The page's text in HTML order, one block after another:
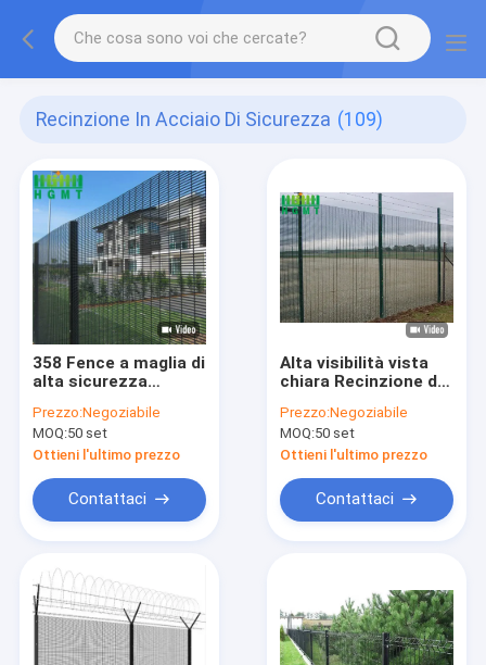
Recinzione In Acciaio Di Sicurezza (109)
358 Fence a maglia di
alta sicurezza
anti-arrampicata per
soluzioni di
sicurezza di confine
in aree residenziali e
commerciali
Prezzo:Negoziabile
MOQ:50 set
Ottieni l'ultimo prezzo
Contattaci
Alta visibilità vista
chiara Recinzione di
dell'aeroporto
galvanizzato 358
pannelli per la
sicurezza e anti-
scalato fabbrica di
prigioni
Prezzo:Negoziabile
MOQ:50 set
Ottieni l'ultimo prezzo
Contattaci